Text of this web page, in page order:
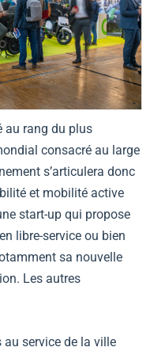
au rang du plus
consacré au large
s’articulera donc
et mobilité active
start-up qui propose
libre-service ou bien
sa nouvelle
Les autres
service de la ville